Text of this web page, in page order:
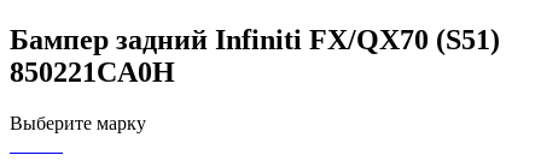
Бампер задний Infiniti FX/QX70 (S51)
850221CA0H
Выберите марку